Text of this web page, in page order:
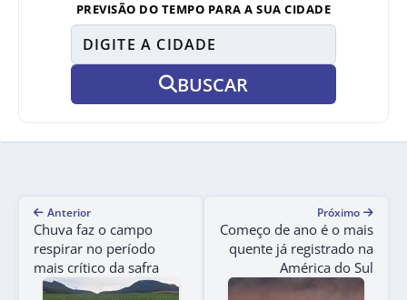
PREVISÃO DO TEMPO PARA A SUA CIDADE
BUSCAR
Anterior
Chuva faz o campo
respirar no período
mais crítico da safra
Próximo
Começo de ano é o mais
quente já registrado na
América do Sul